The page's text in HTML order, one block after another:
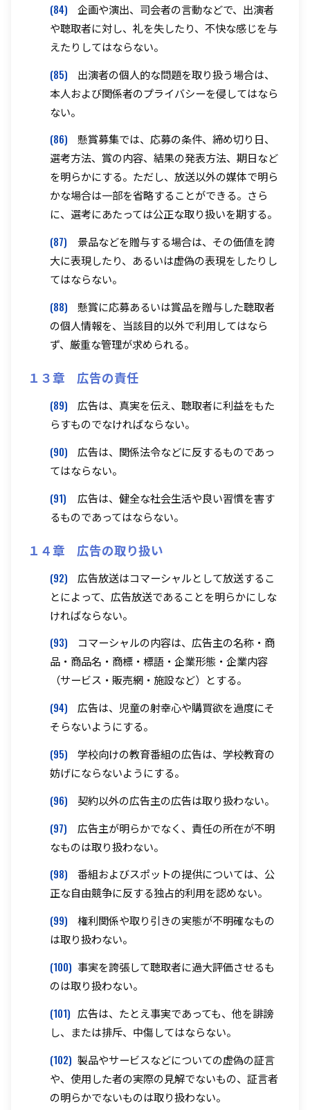
(84)
企画や演出、司会者の言動などで、出演者
や聴取者に対し、礼を失したり、不快な感じを与
えたりしてはならない。
(85)
出演者の個人的な問題を取り扱う場合は、
本人および関係者のプライバシーを侵してはなら
ない。
(86)
懸賞募集では、応募の条件、締め切り日、
選考方法、賞の内容、結果の発表方法、期日など
を明らかにする。ただし、放送以外の媒体で明ら
かな場合は一部を省略することができる。さら
に、選考にあたっては公正な取り扱いを期する。
(87)
景品などを贈与する場合は、その価値を誇
大に表現したり、あるいは虚偽の表現をしたりし
てはならない。
(88)
懸賞に応募あるいは賞品を贈与した聴取者
の個人情報を、当該目的以外で利用してはなら
ず、厳重な管理が求められる。
１３章 広告の責任
(89)
広告は、真実を伝え、聴取者に利益をもた
らすものでなければならない。
(90)
広告は、関係法令などに反するものであっ
てはならない。
(91)
広告は、健全な社会生活や良い習慣を害す
るものであってはならない。
１４章 広告の取り扱い
(92)
広告放送はコマーシャルとして放送するこ
とによって、広告放送であることを明らかにしな
ければならない。
(93)
コマーシャルの内容は、広告主の名称・商
品・商品名・商標・標語・企業形態・企業内容
（サービス・販売網・施設など）とする。
(94)
広告は、児童の射幸心や購買欲を過度にそ
そらないようにする。
(95)
学校向けの教育番組の広告は、学校教育の
妨げにならないようにする。
(96)
契約以外の広告主の広告は取り扱わない。
(97)
広告主が明らかでなく、責任の所在が不明
なものは取り扱わない。
(98)
番組およびスポットの提供については、公
正な自由競争に反する独占的利用を認めない。
(99)
権利関係や取り引きの実態が不明確なもの
は取り扱わない。
(100) 事実を誇張して聴取者に過大評価させるも
のは取り扱わない。
(101) 広告は、たとえ事実であっても、他を誹謗
し、または排斥、中傷してはならない。
(102) 製品やサービスなどについての虚偽の証言
や、使用した者の実際の見解でないもの、証言者
の明らかでないものは取り扱わない。